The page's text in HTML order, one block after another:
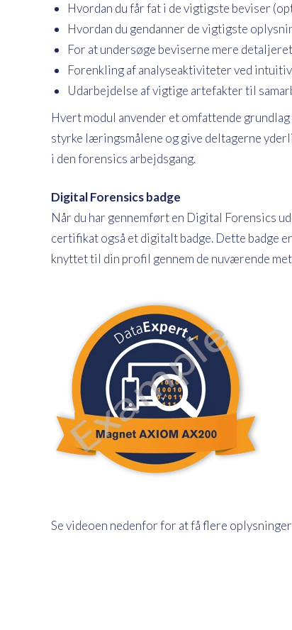
Hvordan du får fat i de vigtigste beviser
Hvordan du gendanner de vigtigste
For at undersøge beviserne mere
Forenkling af analyseaktiviteter ved
Udarbejdelse af vigtige artefakter til
Hvert modul anvender et omfattende
styrke læringsmålene og give deltagerne
i den forensics arbejdsgang.
Digital Forensics badge
Når du har gennemført en Digital Forensics
certifikat også et digitalt badge. Dette badge
knyttet til din profil gennem de nuværende
Se videoen nedenfor for at få flere